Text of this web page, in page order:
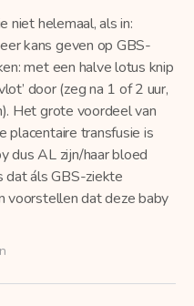
niet helemaal, als in:
kans geven op GBS-
met een halve lotus knip
door (zeg na 1 of 2 uur,
Het grote voordeel van
placentaire transfusie is
dus AL zijn/haar bloed
dat áls GBS-ziekte
voorstellen dat deze baby